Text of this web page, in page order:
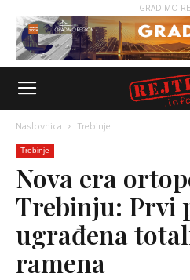
GRADIMO
Naslovnica Trebinje
Trebinje
Nova era
Trebinju: Prvi
ugrađena
ramena